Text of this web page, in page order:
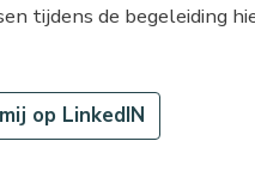
tijdens de begeleiding
op LinkedIN